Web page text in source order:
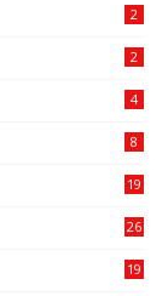
2
2
4
8
19
26
19